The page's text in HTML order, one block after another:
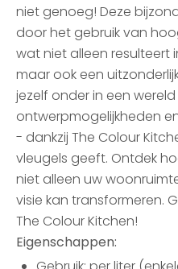
niet genoeg! Deze
door het gebruik van
wat niet alleen resulteert
maar ook een
jezelf onder in een
ontwerpmogelijkheden
- dankzij The Colour
vleugels geeft. Ontdek
niet alleen uw
visie kan transformeren.
The Colour Kitchen!
Eigenschappen: